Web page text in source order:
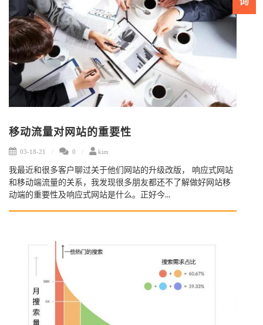
移动流量对网站的重要性
03-18-21 0 kim
我最近和很多客户聊过关于他们网站的升级改版， 响应式网站
和移动端流量的关系，我发现很多朋友都还不了解做好网站移
动端的重要性及响应式网站是什么。正好今...